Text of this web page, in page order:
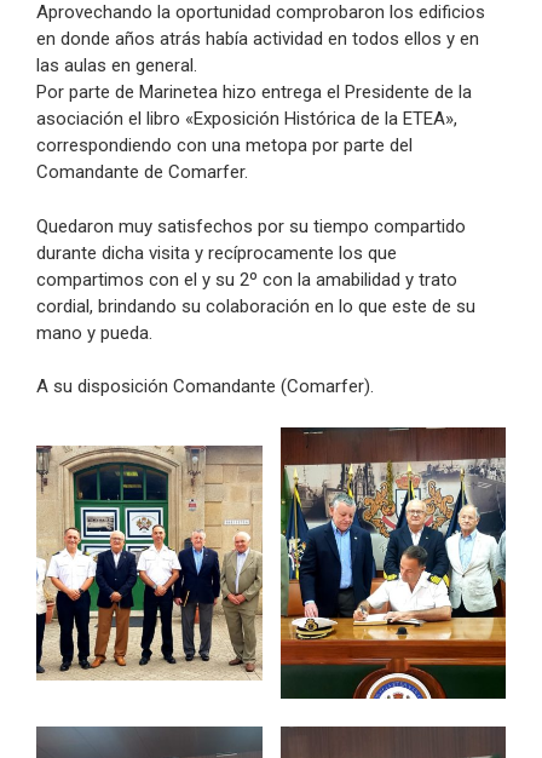
Aprovechando la oportunidad comprobaron los edificios
en donde años atrás había actividad en todos ellos y en
las aulas en general.
Por parte de Marinetea hizo entrega el Presidente de la
asociación el libro «Exposición Histórica de la ETEA»,
correspondiendo con una metopa por parte del
Comandante de Comarfer.
Quedaron muy satisfechos por su tiempo compartido
durante dicha visita y recíprocamente los que
compartimos con el y su 2º con la amabilidad y trato
cordial, brindando su colaboración en lo que este de su
mano y pueda.
A su disposición Comandante (Comarfer).